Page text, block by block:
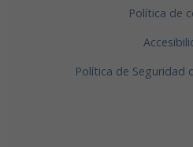
Política de
Política de Seguridad